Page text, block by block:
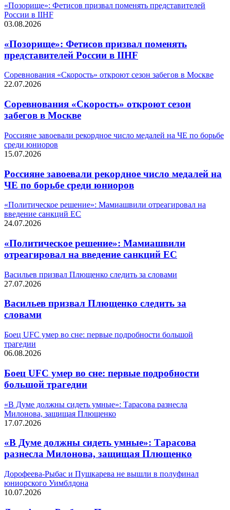
«Позорище»: Фетисов призвал поменять представителей
России в IIHF
03.08.2026
«Позорище»: Фетисов призвал поменять
представителей России в IIHF
Соревнования «Скорость» откроют сезон забегов в Москве
22.07.2026
Соревнования «Скорость» откроют сезон
забегов в Москве
Россияне завоевали рекордное число медалей на ЧЕ по борьбе
среди юниоров
15.07.2026
Россияне завоевали рекордное число медалей на
ЧЕ по борьбе среди юниоров
«Политическое решение»: Мамиашвили отреагировал на
введение санкций ЕС
24.07.2026
«Политическое решение»: Мамиашвили
отреагировал на введение санкций ЕС
Васильев призвал Плющенко следить за словами
27.07.2026
Васильев призвал Плющенко следить за
словами
Боец UFC умер во сне: первые подробности большой
трагедии
06.08.2026
Боец UFC умер во сне: первые подробности
большой трагедии
«В Думе должны сидеть умные»: Тарасова разнесла
Милонова, защищая Плющенко
17.07.2026
«В Думе должны сидеть умные»: Тарасова
разнесла Милонова, защищая Плющенко
Дорофеева-Рыбас и Пушкарева не вышли в полуфинал
юниорского Уимблдона
10.07.2026